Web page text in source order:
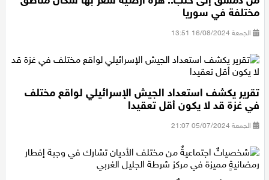
من دمشق إلى حلب.. هزة أرضية شعر بها سكان مناطق
مختلفة في سوريا
تقرير يكشف استعداد الجيش الإسرائيلي لواقع مختلف
في غزة قد لا يكون أقل تعقيدا